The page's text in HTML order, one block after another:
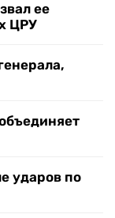
ее
ЦРУ
ударов по